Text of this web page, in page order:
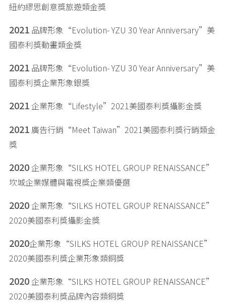
紐約繆思創意獎旅遊類金獎
2021 品牌形象“Evolution- YZU 30 Year Anniversary”美
國泰利獎動畫類金獎
2021 品牌形象“Evolution- YZU 30 Year Anniversary”美
國泰利獎企業形象銀獎
2021企業形象“Lifestyle”2021美國泰利獎攝影金獎
2021 廣告行銷“Meet Taiwan”2021美國泰利獎行銷類金
獎
2020企業形象“SILKS HOTEL GROUP RENAISSANCE”
坎城企業媒體與電視獎企業類優選
2020企業形象“SILKS HOTEL GROUP RENAISSANCE”
2020美國泰利獎攝影金獎
2020企業形象“SILKS HOTEL GROUP RENAISSANCE”
2020美國泰利獎企業形象類銅獎
2020企業形象“SILKS HOTEL GROUP RENAISSANCE”
2020美國泰利獎品牌內容類銅獎